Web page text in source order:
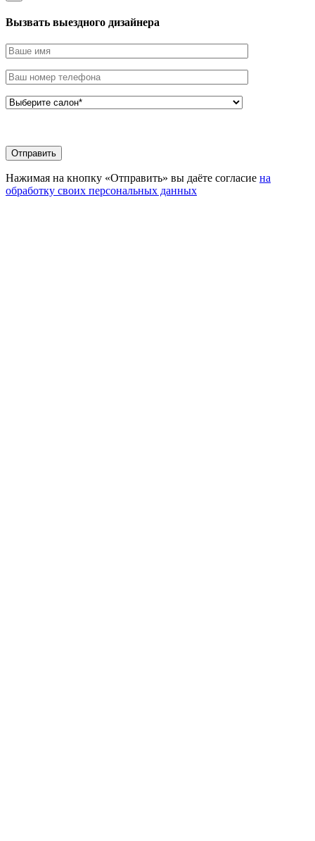
Вызвать выездного дизайнера
Нажимая на кнопку «Отправить» вы даёте согласие на
обработку своих персональных данных